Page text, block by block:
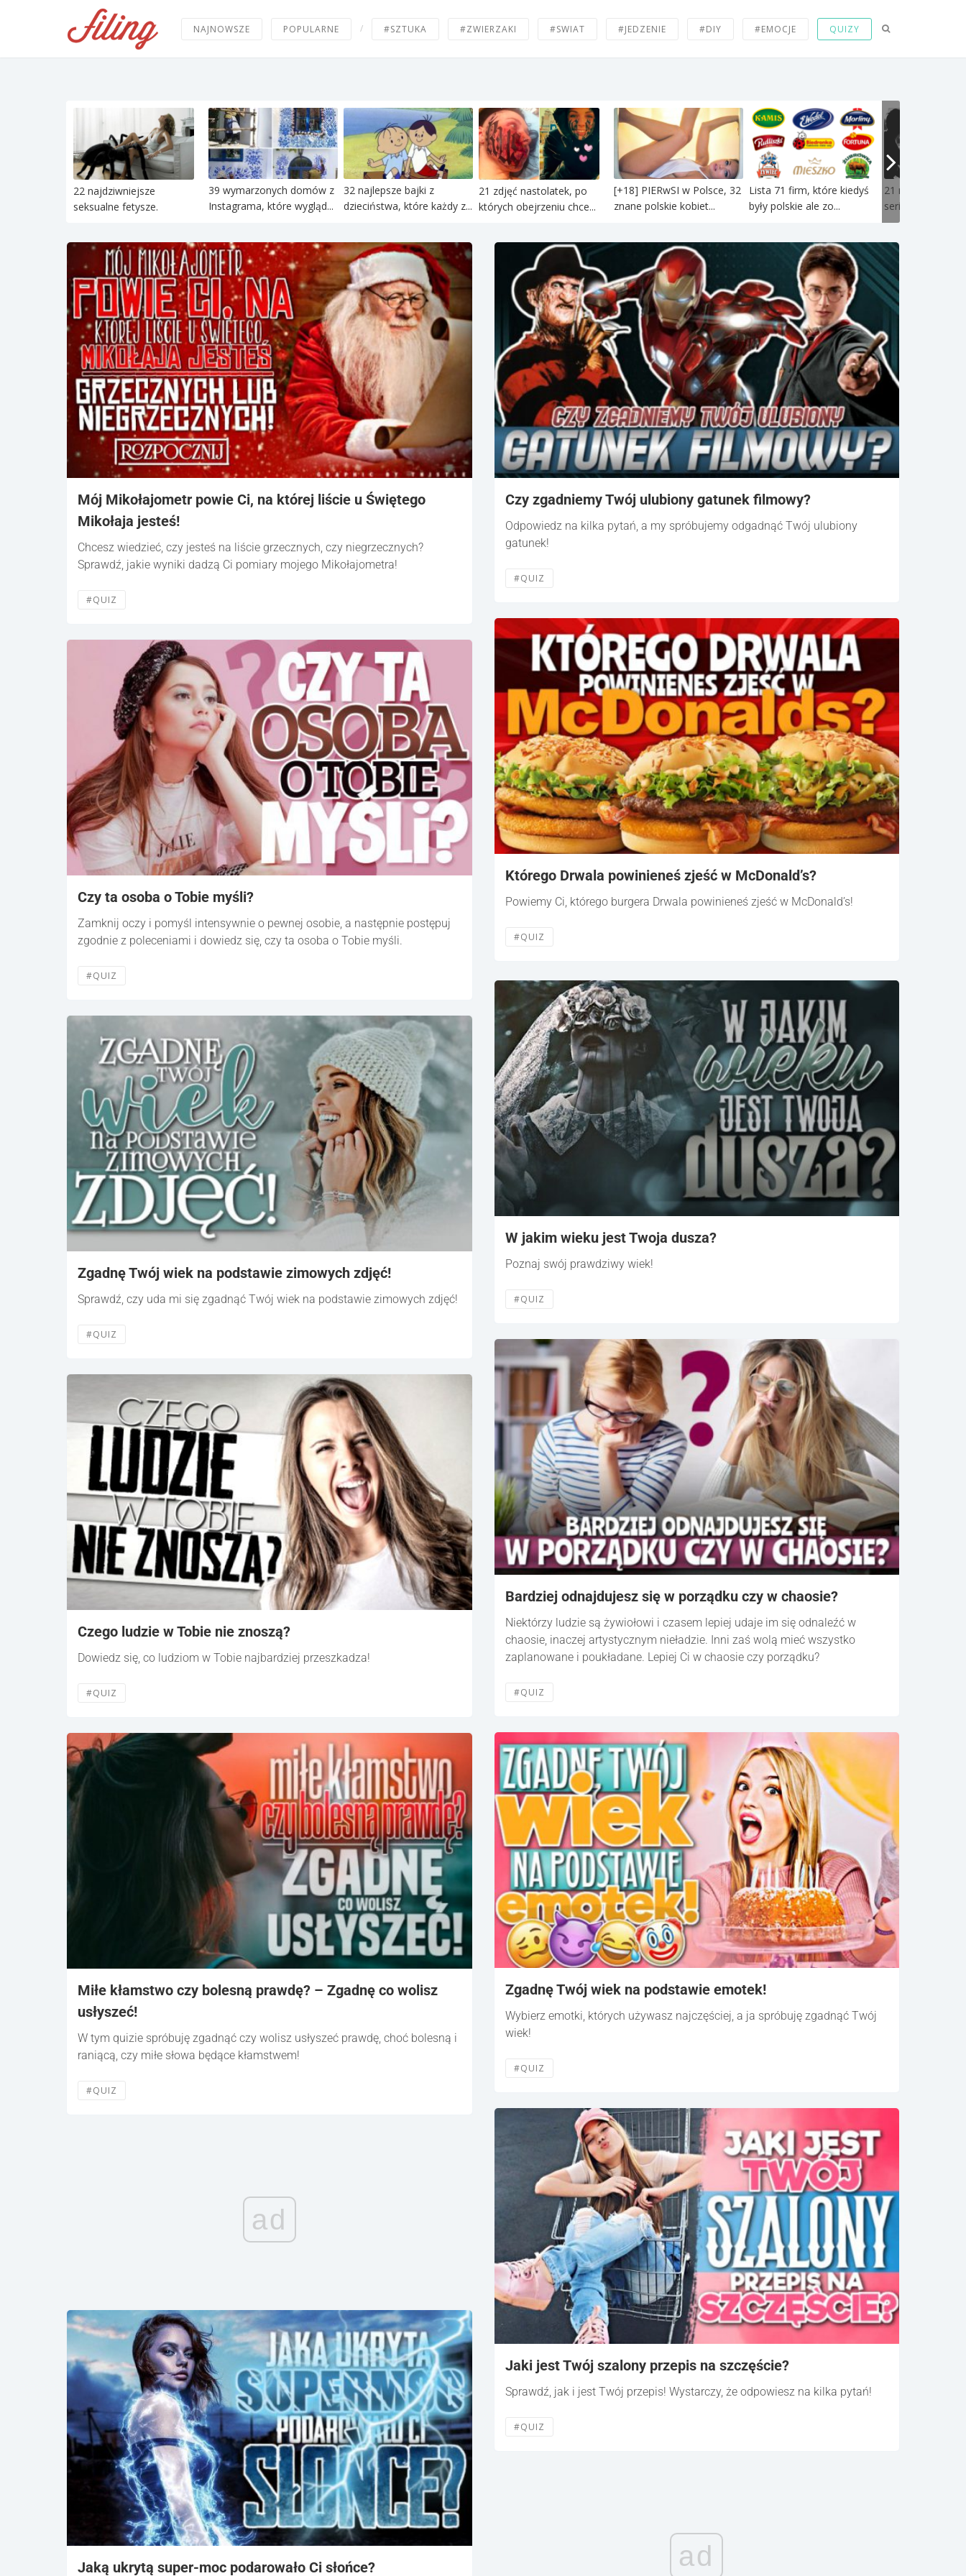
NAJNOWSZE POPULARNE / #SZTUKA #ZWIERZAKI #SWIAT #JEDZENIE #DIY #EMOCJE QUIZY
22 najdziwniejsze
seksualne fetysze.
39 wymarzonych domów z
Instagrama, które wygląd...
32 najlepsze bajki z
dzieciństwa, które każdy z...
21 zdjęć nastolatek, po
których obejrzeniu chce...
[+18] PIERwSI w Polsce, 32
znane polskie kobiet...
Lista 71 firm, które kiedyś
były polskie ale zo...
21
serii "Co byś
Mój Mikołajometr powie Ci, na której liście u Świętego
Mikołaja jesteś!
Chcesz wiedzieć, czy jesteś na liście grzecznych, czy niegrzecznych?
Sprawdź, jakie wyniki dadzą Ci pomiary mojego Mikołajometra!
#QUIZ
Czy ta osoba o Tobie myśli?
Zamknij oczy i pomyśl intensywnie o pewnej osobie, a następnie postępuj
zgodnie z poleceniami i dowiedz się, czy ta osoba o Tobie myśli.
#QUIZ
Zgadnę Twój wiek na podstawie zimowych zdjęć!
Sprawdź, czy uda mi się zgadnąć Twój wiek na podstawie zimowych zdjęć!
#QUIZ
Czego ludzie w Tobie nie znoszą?
Dowiedz się, co ludziom w Tobie najbardziej przeszkadza!
#QUIZ
Miłe kłamstwo czy bolesną prawdę? – Zgadnę co wolisz
usłyszeć!
W tym quizie spróbuję zgadnąć czy wolisz usłyszeć prawdę, choć bolesną i
raniącą, czy miłe słowa będące kłamstwem!
#QUIZ
ad
Jaką ukrytą super-moc podarowało Ci słońce?
Czy zgadniemy Twój ulubiony gatunek filmowy?
Odpowiedz na kilka pytań, a my spróbujemy odgadnąć Twój ulubiony
gatunek!
#QUIZ
Którego Drwala powinieneś zjeść w McDonald’s?
Powiemy Ci, którego burgera Drwala powinieneś zjeść w McDonald’s!
#QUIZ
W jakim wieku jest Twoja dusza?
Poznaj swój prawdziwy wiek!
#QUIZ
Bardziej odnajdujesz się w porządku czy w chaosie?
Niektórzy ludzie są żywiołowi i czasem lepiej udaje im się odnaleźć w
chaosie, inaczej artystycznym nieładzie. Inni zaś wolą mieć wszystko
zaplanowane i poukładane. Lepiej Ci w chaosie czy porządku?
#QUIZ
Zgadnę Twój wiek na podstawie emotek!
Wybierz emotki, których używasz najczęściej, a ja spróbuję zgadnąć Twój
wiek!
#QUIZ
Jaki jest Twój szalony przepis na szczęście?
Sprawdź, jak i jest Twój przepis! Wystarczy, że odpowiesz na kilka pytań!
#QUIZ
ad